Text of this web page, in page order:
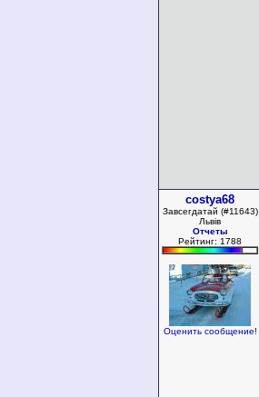
costya68
Завсегдатай (#11643)
Львів
Отчеты
Рейтинг: 1788
Оценить сообщение!